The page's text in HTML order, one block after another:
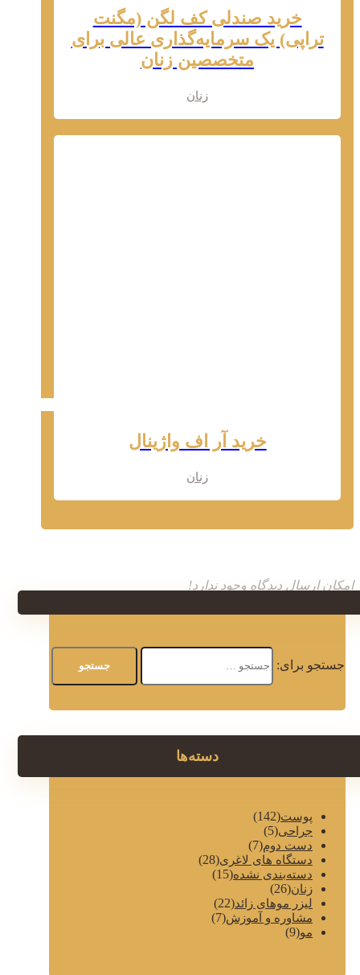
خرید صندلی کف لگن (مگنت
تراپی) یک سرمایه‌گذاری عالی برای
متخصصین زنان
زنان
خرید آر اف واژینال
زنان
امکان ارسال دیدگاه وجود ندارد!
جستجو برای:
دسته‌ها
پوست(142)
جراحی(5)
دست دوم(7)
دستگاه های لاغری(28)
دسته‌بندی نشده(15)
زنان(26)
لیزر موهای زائد(22)
مشاوره و آموزش(7)
مو(9)